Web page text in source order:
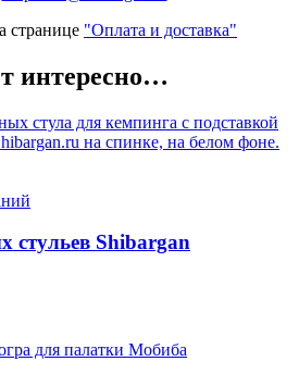
странице "Оплата и доставка"
интересно…
стульев Shibargan